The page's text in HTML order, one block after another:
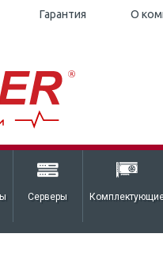
Гарантия О
Серверы